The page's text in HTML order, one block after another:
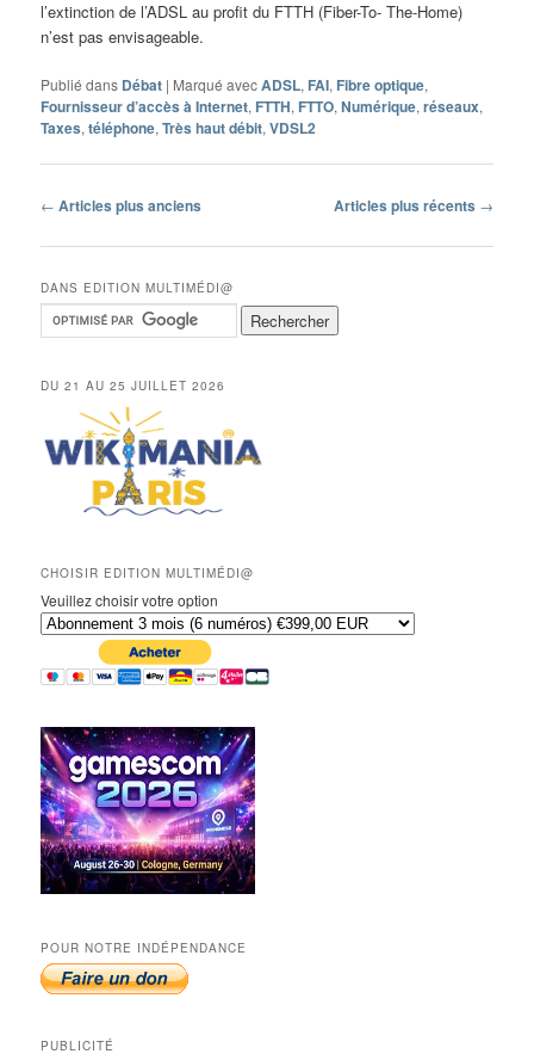
l’extinction de l’ADSL au profit du FTTH (Fiber-To- The-Home)
n’est pas envisageable.
Publié dans Débat | Marqué avecADSL, FAI, Fibre optique,
Fournisseur d’accès à Internet, FTTH, FTTO,Numérique,réseaux,
Taxes,téléphone,Très haut débit,VDSL2
Navigation
articles
← Articles plus anciens Articles plus récents →
DANS EDITION MULTIMÉDI@
DU 21 AU 25 JUILLET 2026
CHOISIR EDITION MULTIMÉDI@
Veuillez choisir votre option
POUR NOTRE INDÉPENDANCE
PUBLICITÉ